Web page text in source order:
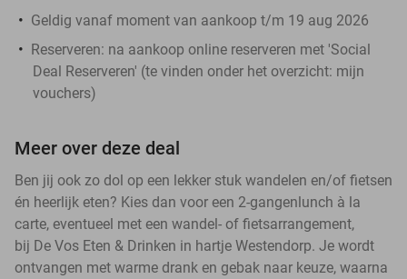
Geldig vanaf moment van aankoop t/m 19 aug 2026
Reserveren: na aankoop online reserveren met 'Social
Deal Reserveren' (te vinden onder het overzicht: mijn
vouchers)
Meer over deze deal
Ben jij ook zo dol op een lekker stuk wandelen en/of fietsen
én heerlijk eten? Kies dan voor een 2-gangenlunch à la
carte, eventueel met een wandel- of fietsarrangement,
bij De Vos Eten & Drinken in hartje Westendorp. Je wordt
ontvangen met warme drank en gebak naar keuze, waarna